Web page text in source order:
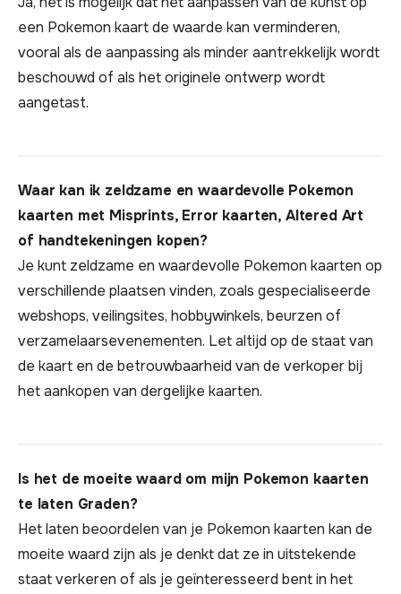
een Pokemon kaart de waarde kan verminderen,
vooral als de aanpassing als minder aantrekkelijk wordt
beschouwd of als het originele ontwerp wordt
aangetast.
Waar kan ik zeldzame en waardevolle Pokemon
kaarten met Misprints, Error kaarten, Altered Art
of handtekeningen kopen?
Je kunt zeldzame en waardevolle Pokemon kaarten op
verschillende plaatsen vinden, zoals gespecialiseerde
webshops, veilingsites, hobbywinkels, beurzen of
verzamelaarsevenementen. Let altijd op de staat van
de kaart en de betrouwbaarheid van de verkoper bij
het aankopen van dergelijke kaarten.
Is het de moeite waard om mijn Pokemon kaarten
te laten Graden?
Het laten beoordelen van je Pokemon kaarten kan de
moeite waard zijn als je denkt dat ze in uitstekende
staat verkeren of als je geïnteresseerd bent in het